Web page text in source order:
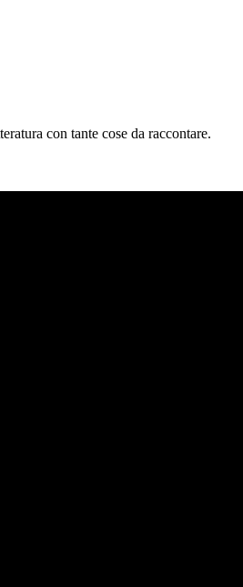
con tante cose da raccontare.